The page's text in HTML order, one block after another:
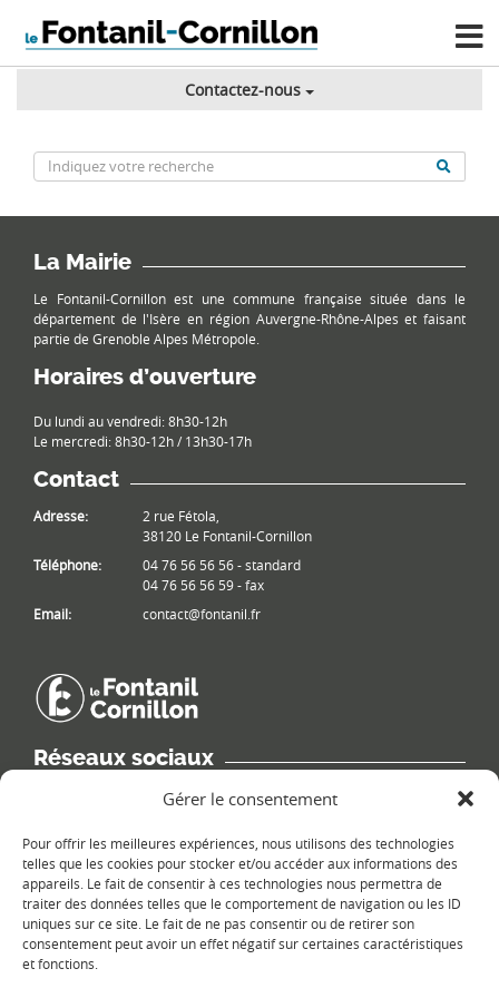
Gérer le consentement
Pour offrir les meilleures expériences, nous utilisons des technologies
telles que les cookies pour stocker et/ou accéder aux informations des
appareils. Le fait de consentir à ces technologies nous permettra de
traiter des données telles que le comportement de navigation ou les ID
uniques sur ce site. Le fait de ne pas consentir ou de retirer son
consentement peut avoir un effet négatif sur certaines caractéristiques
et fonctions.
Contactez-nous
La Mairie
Le Fontanil-Cornillon est une commune française située dans le
département de l'Isère en région Auvergne-Rhône-Alpes et faisant
partie de Grenoble Alpes Métropole.
Horaires d’ouverture
Du lundi au vendredi: 8h30-12h
Le mercredi: 8h30-12h / 13h30-17h
Contact
Adresse:
2 rue Fétola,
38120 Le Fontanil-Cornillon
Téléphone:
04 76 56 56 56 - standard
04 76 56 56 59 - fax
Email:
contact@fontanil.fr
Réseaux sociaux
Retrouvez les informations de la commune sur différents réseaux
Le plan du site